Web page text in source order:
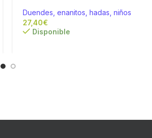
Duendes, enanitos, hadas, niños
€
Disponible